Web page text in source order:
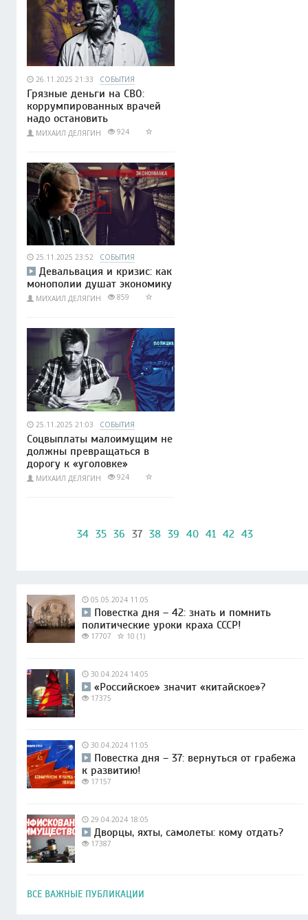
26.11.2025 21:33 СОБЫТИЯ
Грязные деньги на СВО:
коррумпированных врачей
надо остановить
МИХАИЛ ДЕЛЯГИН 924
25.11.2025 23:52 СОБЫТИЯ
Девальвация и кризис: как
монополии душат экономику
МИХАИЛ ДЕЛЯГИН 859
25.11.2025 21:03 СОБЫТИЯ
Соцвыплаты малоимущим не
должны превращаться в
дорогу к «уголовке»
МИХАИЛ ДЕЛЯГИН 924
34 35 36 37 38 39 40 41 42 43
05.05.2024 11:05
Повестка дня – 42: знать и помнить
политические уроки краха СССР!
17707 10 (1)
30.04.2024 14:05
«Российское» значит «китайское»?
17375
30.04.2024 11:05
Повестка дня – 37: вернуться от грабежа
к развитию!
17157
29.04.2024 18:05
Дворцы, яхты, самолеты: кому отдать?
17387
ВСЕ ВАЖНЫЕ ПУБЛИКАЦИИ